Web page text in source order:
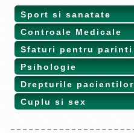
Sport si sanatate
Controale Medicale
Sfaturi pentru parinti
Psihologie
Drepturile pacientilor
Cuplu si sex